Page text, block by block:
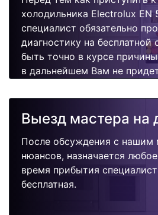
холодильника Electrolux EN
специалист обязательно
диагностику на бесплатной
быть точно в курсе
в дальнейшем Вам не
поломок.
Выезд мастера на
После обсуждения с нашим
нюансов, назначается
время прибытия
бесплатная.